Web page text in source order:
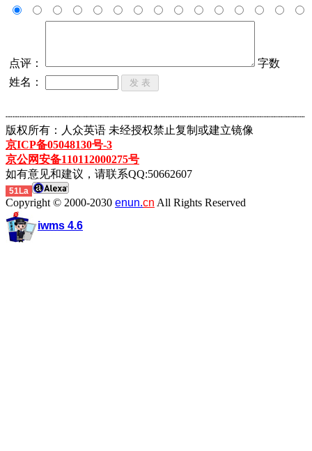
点评：
字数
姓名：
┈┈┈┈┈┈┈┈┈┈┈┈┈┈┈┈┈┈┈┈┈┈┈┈┈┈┈┈┈┈┈┈┈┈┈┈┈┈┈┈┈┈┈
版权所有：人众英语 未经授权禁止复制或建立镜像
京ICP备05048130号-3
京公网安备110112000275号
如有意见和建议，请联系QQ:50662607
51La
Copyright © 2000-2030 enun.cn All Rights Reserved
iwms 4.6